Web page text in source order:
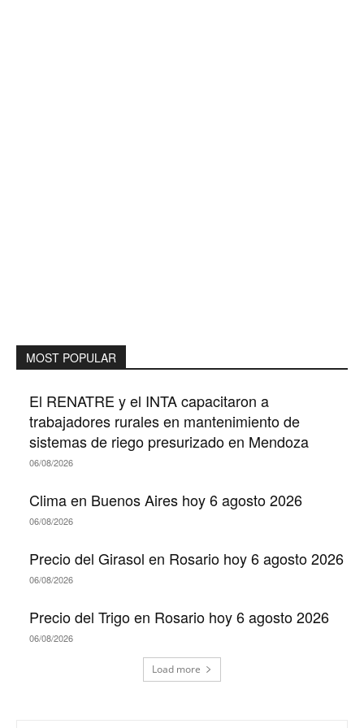
MOST POPULAR
El RENATRE y el INTA capacitaron a
trabajadores rurales en mantenimiento de
sistemas de riego presurizado en Mendoza
06/08/2026
Clima en Buenos Aires hoy 6 agosto 2026
06/08/2026
Precio del Girasol en Rosario hoy 6 agosto 2026
06/08/2026
Precio del Trigo en Rosario hoy 6 agosto 2026
06/08/2026
Load more